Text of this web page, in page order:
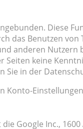
Diese
das Benutzen
anderen Nutzern
Seiten keine
in der
Konto-
Google Inc.,